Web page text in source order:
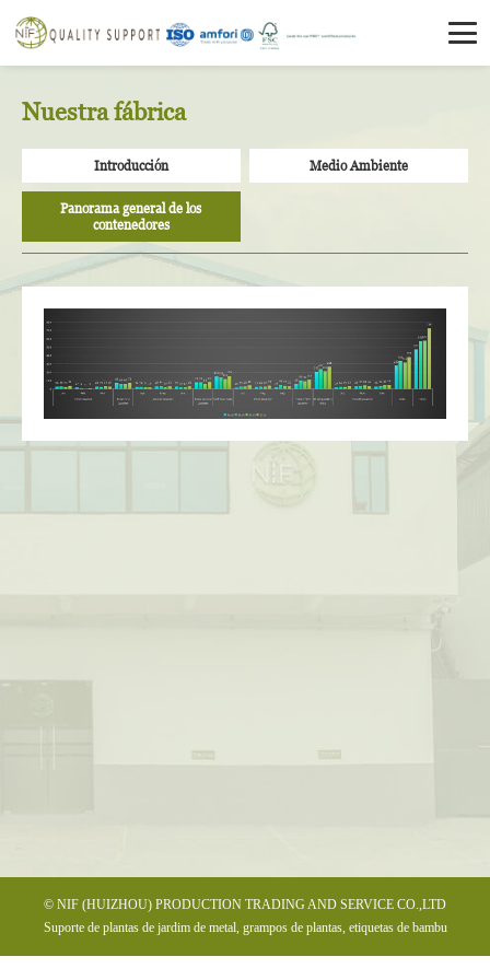
Nuestra fábrica
Introducción Medio Ambiente
Panorama general de los
contenedores
© NIF (HUIZHOU) PRODUCTION TRADING AND SERVICE CO.,LTD
Suporte de plantas de jardim de metal, grampos de plantas, etiquetas de bambu